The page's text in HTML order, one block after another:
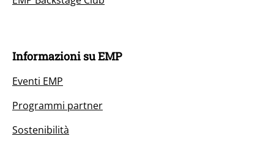
Informazioni su EMP
Eventi EMP
Programmi partner
Sostenibilità